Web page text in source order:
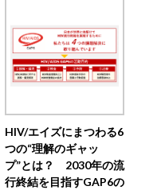
HIV/エイズにまつわる6
つの“理解のギャッ
プ”とは？ 2030年の流
行終結を目指すGAP6の